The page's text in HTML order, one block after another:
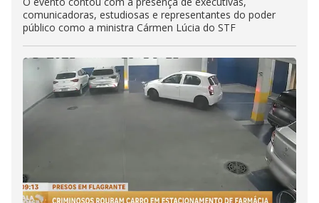
comunicadoras, estudiosas e representantes do poder
público como a ministra Cármen Lúcia do STF